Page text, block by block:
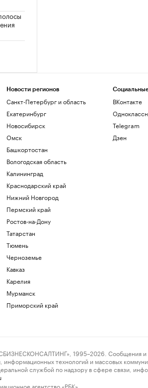
20
Новости регионов
Санкт-Петербург и область
Екатеринбург
Новосибирск
Омск
Башкортостан
Вологодская область
Калининград
Краснодарский край
Нижний Новгород
Пермский край
Ростов-на-Дону
Татарстан
Тюмень
Черноземье
Кавказ
Карелия
Мурманск
Приморский край
ВКонтакте
Telegram
Дзен
1995–2026. Сообщения и
информационных технологий и массовых
службой по надзору в сфере связи,
агентство «РБК».